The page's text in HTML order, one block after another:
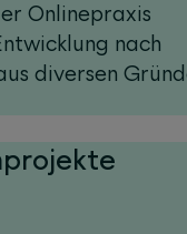
Onlinepraxis
nach
diversen